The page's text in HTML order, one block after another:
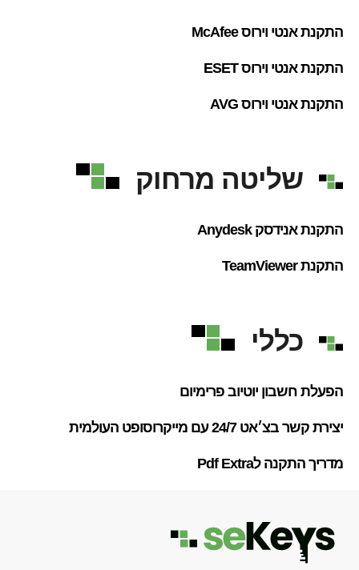
התקנת אנטי וירוס McAfee
התקנת אנטי וירוס ESET
התקנת אנטי וירוס AVG
שליטה מרחוק
התקנת אנידסק Anydesk
התקנת TeamViewer
כללי
הפעלת חשבון יוטיוב פרימיום
יצירת קשר בצ׳אט 24/7 עם מייקרוסופט העולמית
מדריך התקנה לPdf Extra